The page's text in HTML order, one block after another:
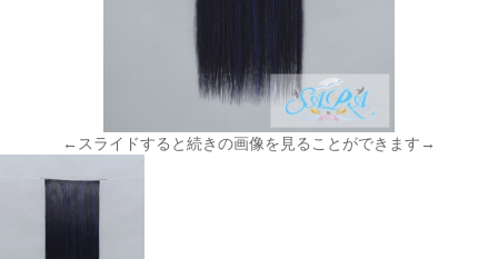
←スライドすると続きの画像を見ることができます→